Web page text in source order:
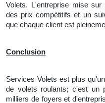
Volets. L'entreprise mise sur
des prix compétitifs et un
que chaque client est
Conclusion
Services Volets est plus
de volets roulants; c'est un
milliers de foyers et